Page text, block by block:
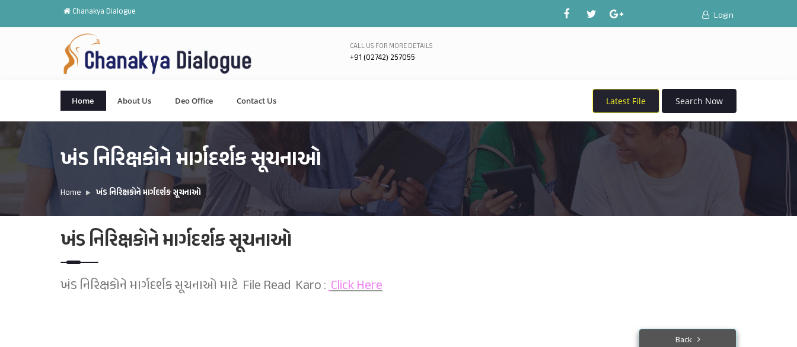
Chanakya Dialogue Login
CALL US FOR MORE DETAILS
+91 (02742) 257055
Home About Us Deo Office Contact Us Latest File Search Now
ખંડ નિરિક્ષકોને માર્ગદર્શક સૂચનાઓ
Home ખંડ નિરિક્ષકોને માર્ગદર્શક સૂચનાઓ
ખંડ નિરિક્ષકોને માર્ગદર્શક સૂચનાઓ
ખંડ નિરિક્ષકોને માર્ગદર્શક સૂચનાઓ માટે File Read Karo : Click Here
Back